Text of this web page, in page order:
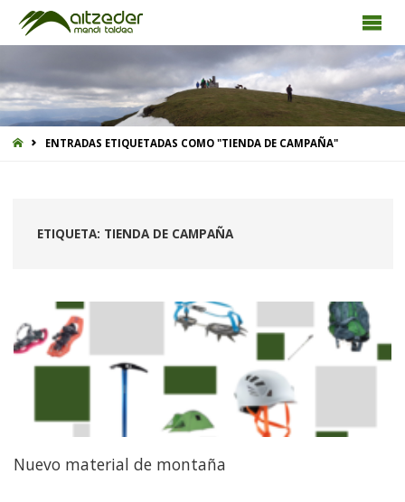
INICIOENTRADAS ETIQUETADAS COMO "TIENDA DE CAMPAÑA"
ETIQUETA: TIENDA DE CAMPAÑA
Nuevo material de montaña